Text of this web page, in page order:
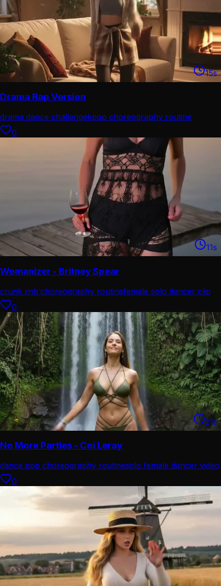
15s
Drama Rap Version
drama dance challengekpop choreography routine
0
11s
Womanizer - Britney Spear
crunk rnb choreography routinefemale solo dancer clip
0
21s
No More Parties - Coi Leray
dance pop choreography routinesolo female dancer video
0